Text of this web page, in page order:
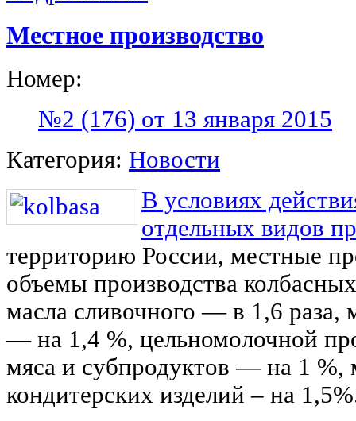
Местное производство
Номер:
№2 (176) от 13 января 2015
Категория: Новости
В условиях
отдельных видов
территорию России, местные
объемы производства
масла сливочного — в 1,6 раза,
— на 1,4 %, цельномолочной
мяса и субпродуктов — на 1
кондитерских изделий – на